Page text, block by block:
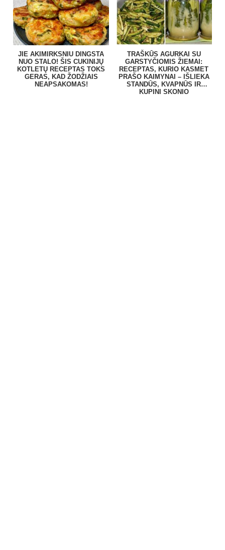
JIE AKIMIRKSNIU DINGSTA
NUO STALO! ŠIS CUKINIJŲ
KOTLETŲ RECEPTAS TOKS
GERAS, KAD ŽODŽIAIS
NEAPSAKOMAS!
TRAŠKŪS AGURKAI SU
GARSTYČIOMIS ŽIEMAI:
RECEPTAS, KURIO KASMET
PRAŠO KAIMYNAI – IŠLIEKA
STANDŪS, KVAPNŪS IR
KUPINI SKONIO